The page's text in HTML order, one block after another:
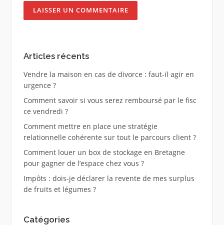
Articles récents
Vendre la maison en cas de divorce : faut-il agir en
urgence ?
Comment savoir si vous serez remboursé par le fisc
ce vendredi ?
Comment mettre en place une stratégie
relationnelle cohérente sur tout le parcours client ?
Comment louer un box de stockage en Bretagne
pour gagner de l’espace chez vous ?
Impôts : dois-je déclarer la revente de mes surplus
de fruits et légumes ?
Catégories